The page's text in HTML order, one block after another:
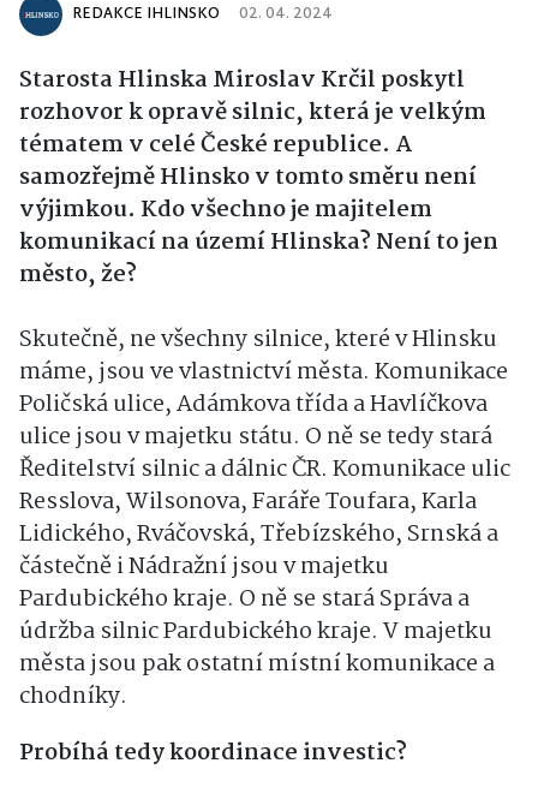
REDAKCE IHLINSKO 02. 04. 2024
Starosta Hlinska Miroslav Krčil poskytl
rozhovor k opravě silnic, která je velkým
tématem v celéČeské republice. A
samozřejmě Hlinsko v tomto směru není
výjimkou. Kdo všechno je majitelem
komunikací na území Hlinska? Není to jen
město, že?
Skutečně, ne všechny silnice, které v Hlinsku
máme, jsou ve vlastnictví města. Komunikace
Poličská ulice, Adámkova třída a Havlíčkova
ulice jsou v majetku státu. O ně se tedy stará
Ředitelství silnic a dálnic ČR. Komunikace ulic
Resslova, Wilsonova, Faráře Toufara, Karla
Lidického, Rváčovská, Třebízského, Srnská a
částečně i Nádražní jsou v majetku
Pardubického kraje. O ně se stará Správa a
údržba silnic Pardubického kraje. V majetku
města jsou pak ostatní místní komunikace a
chodníky.
Probíhá tedy koordinace investic?